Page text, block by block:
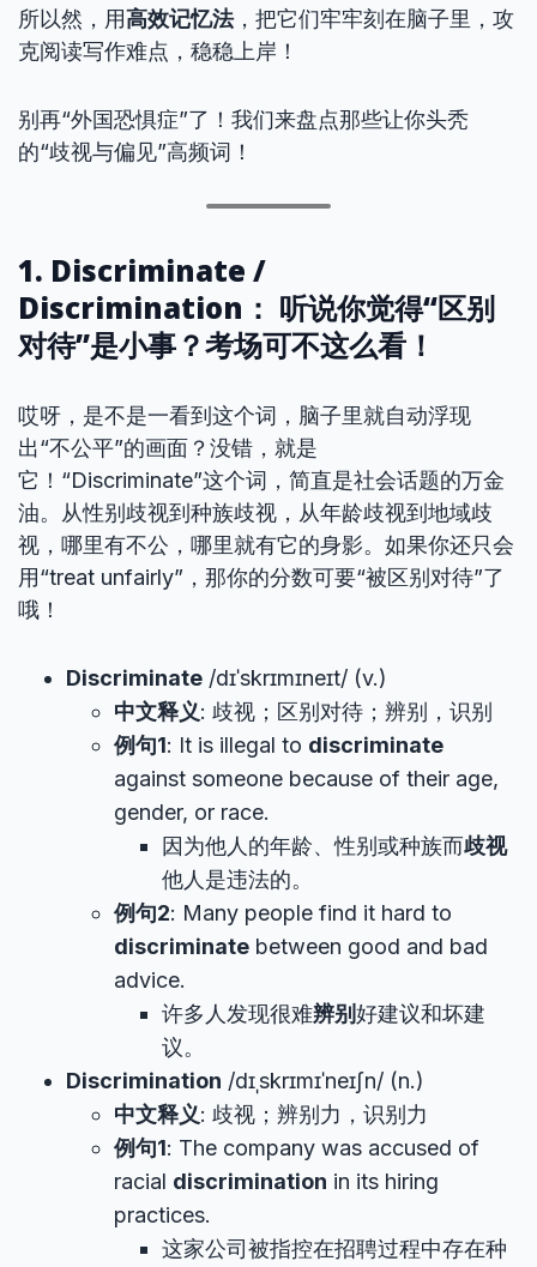
所以然，用高效记忆法，把它们牢牢刻在脑子里，攻
克阅读写作难点，稳稳上岸！
别再“外国恐惧症”了！我们来盘点那些让你头秃
的“歧视与偏见”高频词！
1. Discriminate /
Discrimination： 听说你觉得“区别
对待”是小事？考场可不这么看！
哎呀，是不是一看到这个词，脑子里就自动浮现
出“不公平”的画面？没错，就是
它！“Discriminate”这个词，简直是社会话题的万金
油。从性别歧视到种族歧视，从年龄歧视到地域歧
视，哪里有不公，哪里就有它的身影。如果你还只会
用“treat unfairly”，那你的分数可要“被区别对待”了
哦！
Discriminate /dɪˈskrɪmɪneɪt/ (v.)
中文释义: 歧视；区别对待；辨别，识别
例句1: It is illegal to discriminate
against someone because of their age,
gender, or race.
因为他人的年龄、性别或种族而歧视
他人是违法的。
例句2: Many people find it hard to
discriminate between good and bad
advice.
许多人发现很难辨别好建议和坏建
议。
Discrimination /dɪˌskrɪmɪˈneɪʃn/ (n.)
中文释义: 歧视；辨别力，识别力
例句1: The company was accused of
racial discrimination in its hiring
practices.
这家公司被指控在招聘过程中存在种